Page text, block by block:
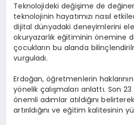
Teknolojideki değişime de
teknolojinin hayatımızı nasıl
dijital dünyadaki deneyimlerini ele
okuryazarlık eğitiminin önemine
çocukların bu alanda
vurguladı.
Erdoğan, öğretmenlerin
yönelik çalışmaları anlattı. Son
önemli adımlar atıldığını
artırıldığını ve eğitim kalitesinin